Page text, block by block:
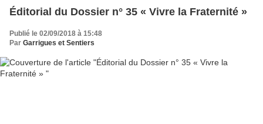
Éditorial du Dossier n° 35 « Vivre la Fraternité »
Publié le 02/09/2018 à 15:48
Par Garrigues et Sentiers